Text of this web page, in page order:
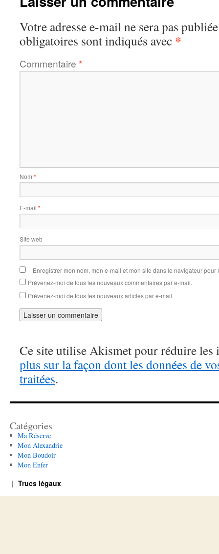
Votre adresse e-mail ne sera pas
obligatoires sont indiqués avec *
Commentaire *
Nom *
E-mail *
Site web
Enregistrer mon nom, mon e-mail et mon site dans le navigateur
Prévenez-moi de tous les nouveaux commentaires par e-mail.
Prévenez-moi de tous les nouveaux articles par e-mail.
Ce site utilise Akismet pour réduire les
plus sur la façon dont les données de
traitées.
Catégories
Ma Réserve
Mon Alexandrie
Mon Boudoir
Mon Enfer
Trucs légaux